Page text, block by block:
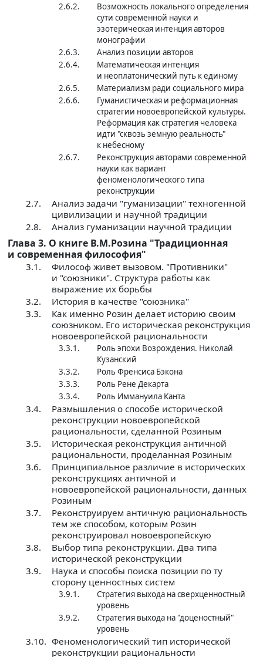
2.6.2.
Возможность локального определения
сути современной науки и
эзотерическая интенция авторов
монографии
2.6.3.
Анализ позиции авторов
2.6.4.
Математическая интенция
и неоплатонический путь к единому
2.6.5.
Материализм ради социального мира
2.6.6.
Гуманистическая и реформационная
стратегии новоевропейской культуры.
Реформация как стратегия человека
идти "сквозь земную реальность"
к небесному
2.6.7.
Реконструкция авторами современной
науки как вариант
феноменологического типа
реконструкции
2.7.
Анализ задачи "гуманизации" техногенной
цивилизации и научной традиции
2.8.
Анализ гуманизации научной традиции
Глава 3. О книге В.М.Розина "Традиционная
и современная философия"
3.1.
Философ живет вызовом. "Противники"
и "союзники". Структура работы как
выражение их борьбы
3.2.
История в качестве "союзника"
3.3.
Как именно Розин делает историю своим
союзником. Его историческая реконструкция
новоевропейской рациональности
3.3.1.
Роль эпохи Возрождения. Николай
Кузанский
3.3.2.
Роль Френсиса Бэкона
3.3.3.
Роль Рене Декарта
3.3.4.
Роль Иммануила Канта
3.4.
Размышления о способе исторической
реконструкции новоевропейской
рациональности, сделанной Розиным
3.5.
Историческая реконструкция античной
рациональности, проделанная Розиным
3.6.
Принципиальное различие в исторических
реконструкциях античной и
новоевропейской рациональности, данных
Розиным
3.7.
Реконструируем античную рациональность
тем же способом, которым Розин
реконструировал новоевропейскую
3.8.
Выбор типа реконструкции. Два типа
исторической реконструкции
3.9.
Наука и способы поиска позиции по ту
сторону ценностных систем
3.9.1.
Стратегия выхода на сверхценностный
уровень
3.9.2.
Стратегия выхода на "доценостный"
уровень
3.10. Феноменологический тип исторической
реконструкции рациональности